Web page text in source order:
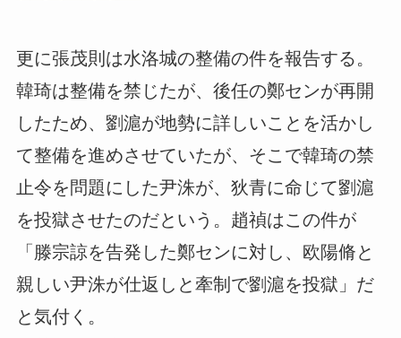
更に張茂則は水洛城の整備の件を報告する。
韓琦は整備を禁じたが、後任の鄭センが再開
したため、劉滬が地勢に詳しいことを活かし
て整備を進めさせていたが、そこで韓琦の禁
止令を問題にした尹洙が、狄青に命じて劉滬
を投獄させたのだという。趙禎はこの件が
「滕宗諒を告発した鄭センに対し、欧陽脩と
親しい尹洙が仕返しと牽制で劉滬を投獄」だ
と気付く。